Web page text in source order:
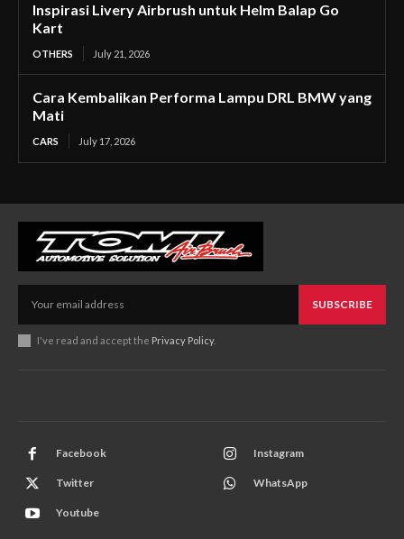
Inspirasi Livery Airbrush untuk Helm Balap Go
Kart
OTHERS July 21, 2026
Cara Kembalikan Performa Lampu DRL BMW yang
Mati
CARS July 17, 2026
SUBSCRIBE
I've read and accept the Privacy Policy.
Facebook Instagram
Twitter WhatsApp
Youtube